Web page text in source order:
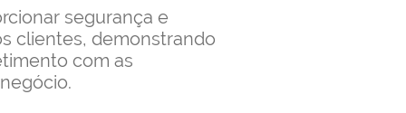
segurança e
clientes, demonstrando
com as